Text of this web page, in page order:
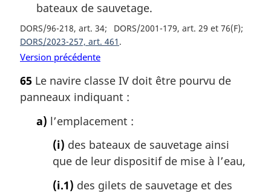
bateaux de sauvetage.
DORS/96-218, art. 34
DORS/2001-179, art. 29 et 76(F)
DORS/2023-257, art. 461
Version précédente
65 Le navire classe IV doit être pourvu de
panneaux indiquant :
a) l’emplacement :
(i) des bateaux de sauvetage ainsi
que de leur dispositif de mise à l’eau,
(i.1) des gilets de sauvetage et des